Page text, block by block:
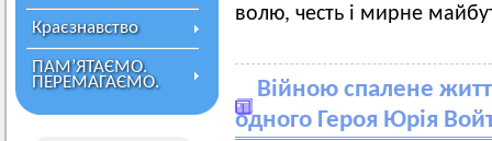
Краєзнавство
ПАМ’ЯТАЄМО.
ПЕРЕМАГАЄМО.
волю, честь і мирне
Війною спалене
одного Героя Юрія